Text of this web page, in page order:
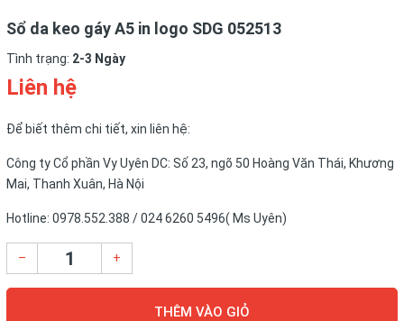
Sổ da keo gáy A5 in logo SDG 052513
Tình trạng: 2-3 Ngày
Liên hệ
Để biết thêm chi tiết, xin liên hệ:
Công ty Cổ phần Vy Uyên DC: Số 23, ngõ 50 Hoàng Văn Thái, Khương
Mai, Thanh Xuân, Hà Nội
Hotline: 0978.552.388 / 024 6260 5496( Ms Uyên)
– +
THÊM VÀO GIỎ